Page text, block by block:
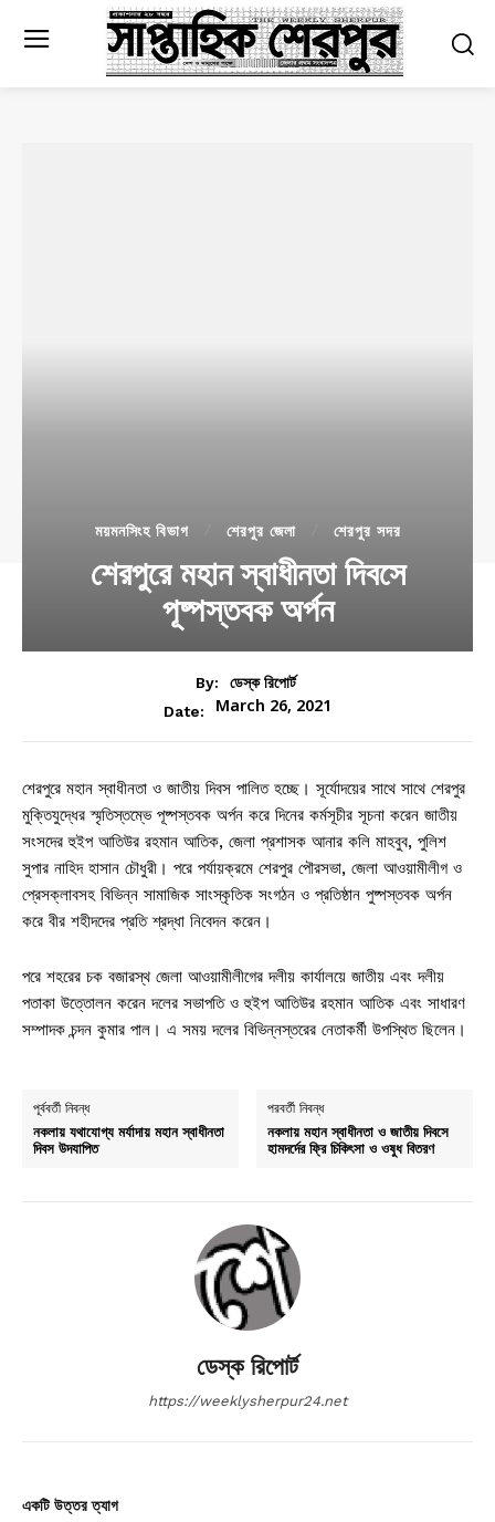
ময়মনসিংহ বিভাগ শেরপুর জেলা শেরপুর সদর
শেরপুরে মহান স্বাধীনতা দিবসে
পূষ্পস্তবক অর্পন
By:
ডেস্ক রিপোর্ট
Date:
March 26, 2021
শেরপুরে মহান স্বাধীনতা ও জাতীয় দিবস পালিত হচ্ছে। সূর্যোদয়ের সাথে সাথে শেরপুর
মুক্তিযুদ্ধের স্মৃতিস্তম্ভে পূষ্পস্তবক অর্পন করে দিনের কর্মসূচীর সূচনা করেন জাতীয়
সংসদের হুইপ আতিউর রহমান আতিক, জেলা প্রশাসক আনার কলি মাহবুব, পুলিশ
সুপার নাহিদ হাসান চৌধুরী। পরে পর্যায়ক্রমে শেরপুর পৌরসভা, জেলা আওয়ামীলীগ ও
প্রেসক্লাবসহ বিভিন্ন সামাজিক সাংস্কৃতিক সংগঠন ও প্রতিষ্ঠান পুষ্পস্তবক অর্পন
করে বীর শহীদদের প্রতি শ্রদ্ধা নিবেদন করেন।
পরে শহরের চক বজারস্থ জেলা আওয়ামীলীগের দলীয় কার্যালয়ে জাতীয় এবং দলীয়
পতাকা উত্তোলন করেন দলের সভাপতি ও হুইপ আতিউর রহমান আতিক এবং সাধারণ
সম্পাদক চন্দন কুমার পাল। এ সময় দলের বিভিন্নস্তরের নেতাকর্মী উপস্থিত ছিলেন।
পূর্ববর্তী নিবন্ধ
নকলায় যথাযোগ্য মর্যাদায় মহান স্বাধীনতা
দিবস উদযাপিত
পরবর্তী নিবন্ধ
নকলায় মহান স্বাধীনতা ও জাতীয় দিবসে
হামদর্দের ফ্রি চিকিৎসা ও ওষুধ বিতরণ
ডেস্ক রিপোর্ট
https://weeklysherpur24.net
একটি উত্তর ত্যাগ